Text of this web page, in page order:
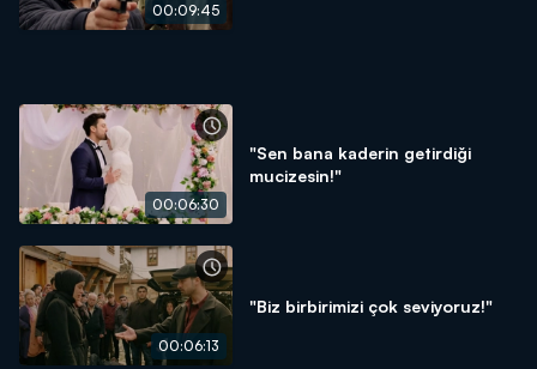
00:09:45
00:06:30
"Sen bana kaderin getirdiği
mucizesin!"
00:06:13
"Biz birbirimizi çok seviyoruz!"